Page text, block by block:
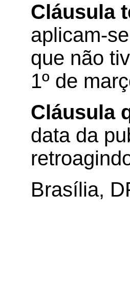
Cláusula
aplicam-
que não
1º de
Cláusula
data da
Brasília,